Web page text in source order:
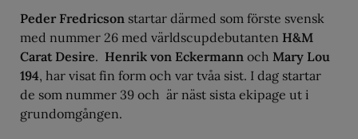
Peder Fredricson startar därmed som förste svensk
med nummer 26 med världscupdebutanten H&M
Carat Desire. Henrik von Eckermann och Mary Lou
194, har visat fin form och var tvåa sist. I dag startar
de som nummer 39 och är näst sista ekipage ut i
grundomgången.